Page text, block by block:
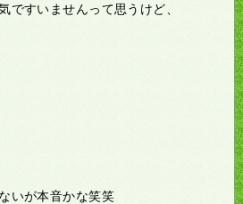
ですいませんって思うけど、
いが本音かな笑笑